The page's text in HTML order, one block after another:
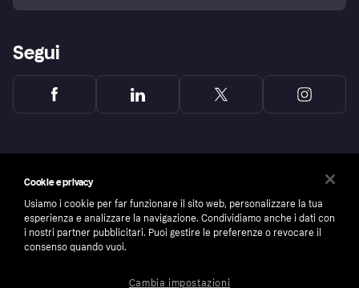
Segui
Cookie e privacy
Usiamo i cookie per far funzionare il sito web, personalizzare la tua
esperienza e analizzare la navigazione. Condividiamo anche i dati con
i nostri partner pubblicitari. Puoi gestire le preferenze o revocare il
consenso quando vuoi.
Cambia impostazioni